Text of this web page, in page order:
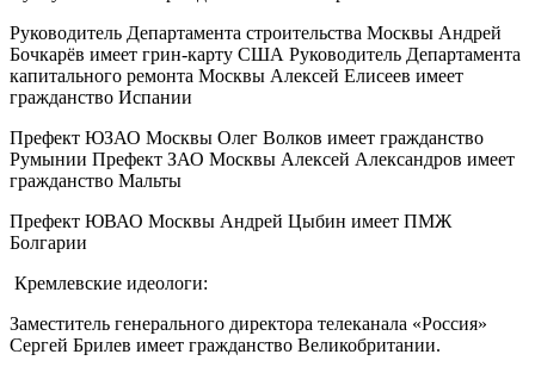
Руководитель Департамента строительства Москвы Андрей
Бочкарёв имеет грин-карту США Руководитель Департамента
капитального ремонта Москвы Алексей Елисеев имеет
гражданство Испании
Префект ЮЗАО Москвы Олег Волков имеет гражданство
Румынии Префект ЗАО Москвы Алексей Александров имеет
гражданство Мальты
Префект ЮВАО Москвы Андрей Цыбин имеет ПМЖ
Болгарии
Кремлевские идеологи:
Заместитель генерального директора телеканала «Россия»
Сергей Брилев имеет гражданство Великобритании.